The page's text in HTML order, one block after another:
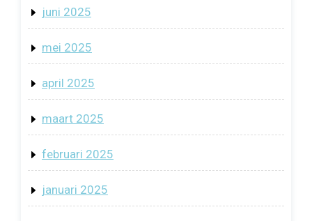
juni 2025
mei 2025
april 2025
maart 2025
februari 2025
januari 2025